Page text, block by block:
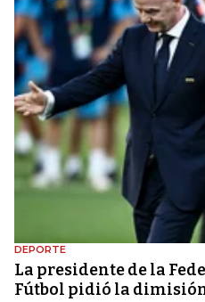
DEPORTE
La presidente de la
Fútbol pidió la